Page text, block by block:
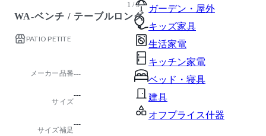
ガーデン・屋外
キッズ家具
生活家電
キッチン家電
ベッド・寝具
建具
オフプライス什器
1 / 5
WA-ベンチ / テーブルロング
PATIO PETITE
メーカー品番---
サイズ
---
サイズ補足
---